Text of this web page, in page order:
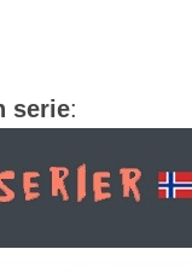
serie: